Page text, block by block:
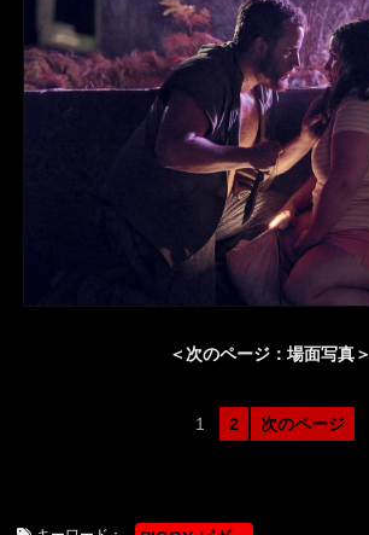
＜次のページ：場面写真＞
1 2 次のページ